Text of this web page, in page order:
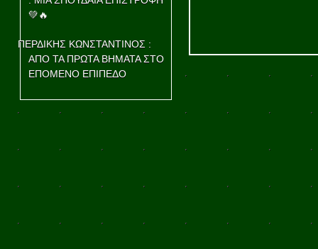
💚🔥
ΠΕΡΔΙΚΗΣ ΚΩΝΣΤΑΝΤΙΝΟΣ :
ΑΠΟ ΤΑ ΠΡΩΤΑ ΒΗΜΑΤΑ ΣΤΟ
ΕΠΟΜΕΝΟ ΕΠΙΠΕΔΟ